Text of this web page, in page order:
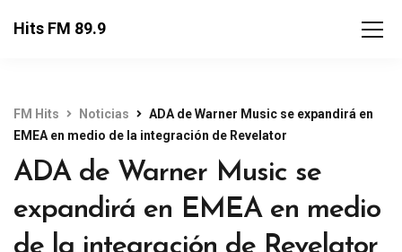
Hits FM 89.9
FM Hits Noticias
ADA de Warner Music se expandirá en
EMEA en medio de la integración de Revelator
ADA de Warner Music se
expandirá en EMEA en medio